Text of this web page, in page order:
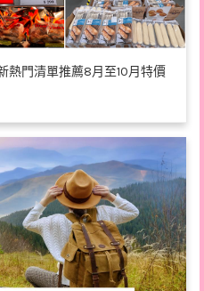
熱門清單推薦8月至10月特價